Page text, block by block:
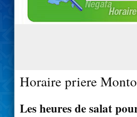
Horaire priere
Les heures de salat